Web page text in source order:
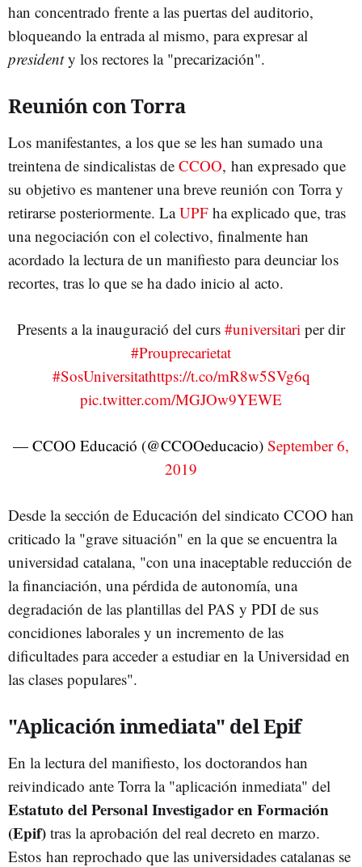
han concentrado frente a las puertas del auditorio,
bloqueando la entrada al mismo, para expresar al
presidenty los rectores la "precarización".
Reunión con Torra
Los manifestantes, a los que se les han sumado una
treintena de sindicalistas de CCOO, han expresado que
su objetivo es mantener una breve reunión con Torra y
retirarse posteriormente. LaUPF ha explicado que, tras
una negociación con el colectivo, finalmente han
acordado la lectura de un manifiesto para deunciar los
recortes, tras lo que se ha dado inicio al acto.
Presents a la inauguració del curs #universitari per dir
#Prouprecarietat
#SosUniversitathttps://t.co/mR8w5SVg6q
pic.twitter.com/MGJOw9YEWE
— CCOO Educació (@CCOOeducacio) September 6,
2019
Desde la sección de Educación del sindicato CCOO han
criticado la "grave situación" en la que se encuentra la
universidad catalana, "con una inaceptable reducción de
la financiación, una pérdida de autonomía, una
degradación de las plantillas del PAS y PDI de sus
concidiones laborales y un incremento de las
dificultades para acceder a estudiar en la Universidad en
las clases populares".
"Aplicación inmediata" del Epif
En la lectura del manifiesto, los doctorandos han
reivindicado ante Torra la "aplicación inmediata" del
Estatuto del Personal Investigador en Formación
(Epif) tras la aprobación del real decreto en marzo.
Estos han reprochado que las universidades catalanas se